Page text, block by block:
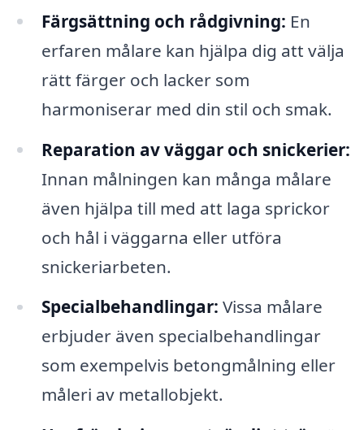
Färgsättning och rådgivning: En
erfaren målare kan hjälpa dig att välja
rätt färger och lacker som
harmoniserar med din stil och smak.
Reparation av väggar och snickerier:
Innan målningen kan många målare
även hjälpa till med att laga sprickor
och hål i väggarna eller utföra
snickeriarbeten.
Specialbehandlingar: Vissa målare
erbjuder även specialbehandlingar
som exempelvis betongmålning eller
måleri av metallobjekt.